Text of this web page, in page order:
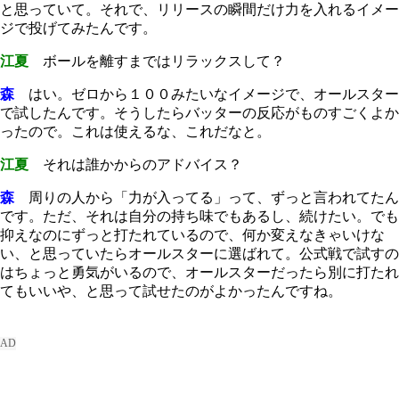
と思っていて。それで、リリースの瞬間だけ力を入れるイメー
ジで投げてみたんです。
江夏 ボールを離すまではリラックスして？
森 はい。ゼロから１００みたいなイメージで、オールスター
で試したんです。そうしたらバッターの反応がものすごくよか
ったので。これは使えるな、これだなと。
江夏 それは誰かからのアドバイス？
森 周りの人から「力が入ってる」って、ずっと言われてたん
です。ただ、それは自分の持ち味でもあるし、続けたい。でも
抑えなのにずっと打たれているので、何か変えなきゃいけな
い、と思っていたらオールスターに選ばれて。公式戦で試すの
はちょっと勇気がいるので、オールスターだったら別に打たれ
てもいいや、と思って試せたのがよかったんですね。